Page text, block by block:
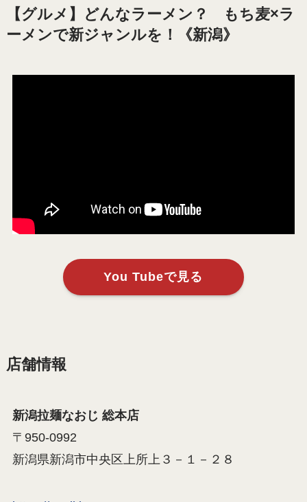
【グルメ】どんなラーメン？ もち麦×ラ
ーメンで新ジャンルを！《新潟》
You Tubeで見る
店舗情報
新潟拉麺なおじ 総本店
〒950-0992
新潟県新潟市中央区上所上３－１－２８